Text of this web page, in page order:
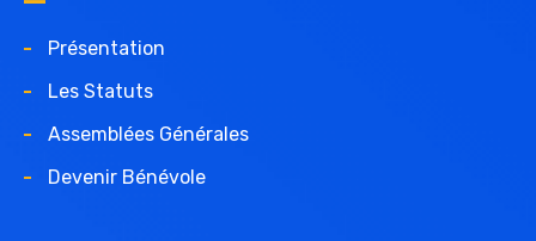
Présentation
Les Statuts
Assemblées Générales
Devenir Bénévole